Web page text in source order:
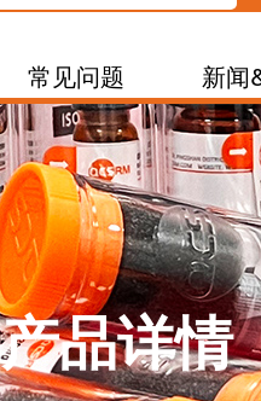
常见问题 新闻
产品详情